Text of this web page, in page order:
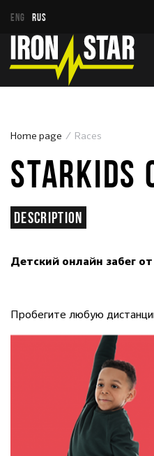
ENG RUS
Home page Races
STARKIDS
Description
Детский онлайн забег
Пробегите любую